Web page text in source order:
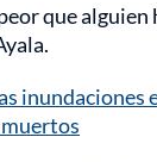
que
inundaciones
muertos